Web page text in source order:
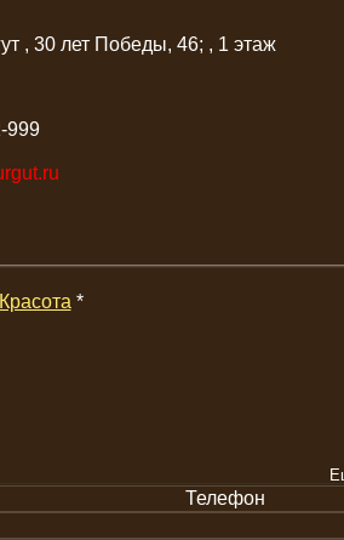
, 30 лет Победы, 46; , 1 этаж
999
*
Телефон